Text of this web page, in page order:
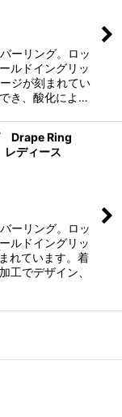
ーリング。ロッ
ルドイングリッ
ジが刻まれてい
き、酸化によ…
Drape Ring
ディース
ーリング。ロッ
ルドイングリッ
れています。着
工でデザイン、